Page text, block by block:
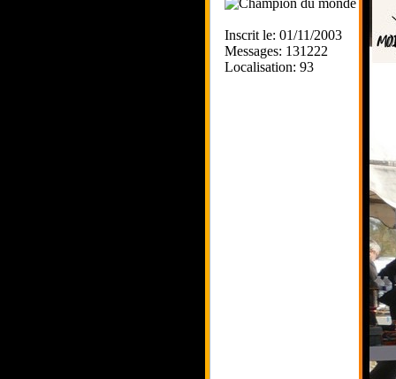
Inscrit le: 01/11/2003
Messages: 131222
Localisation: 93